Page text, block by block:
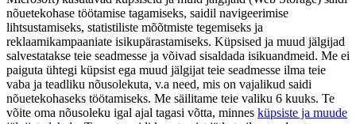
nõuetekohase töötamise tagamiseks, saidil navigeerimise
lihtsustamiseks, statistiliste mõõtmiste tegemiseks ja
reklaamikampaaniate isikupärastamiseks. Küpsised ja muud jälgijad
salvestatakse teie seadmesse ja võivad sisaldada isikuandmeid. Me ei
paiguta ühtegi küpsist ega muud jälgijat teie seadmesse ilma teie
vaba ja teadliku nõusolekuta, v.a need, mis on vajalikud saidi
nõuetekohaseks töötamiseks. Me säilitame teie valiku 6 kuuks. Te
võite oma nõusoleku igal ajal tagasi võtta, minnes küpsiste ja muude